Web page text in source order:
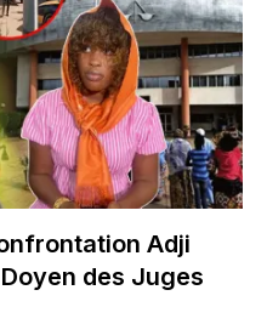
Adji
des Juges